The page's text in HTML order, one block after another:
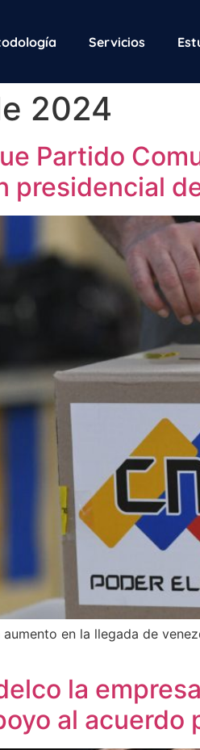
Servicios
2024
Partido
presidencial
en la llegada de
la
al acuerdo